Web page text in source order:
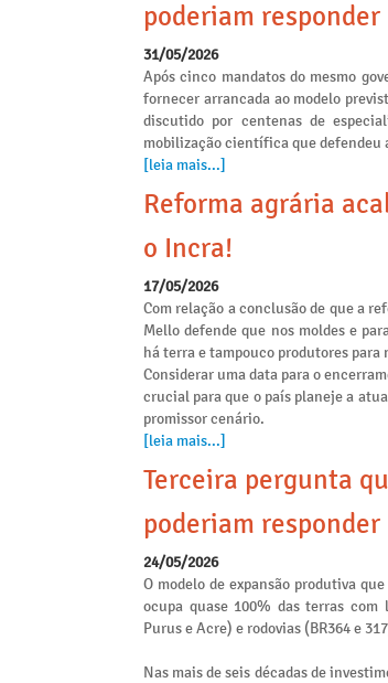
poderiam responder
31/05/2026
Após cinco mandatos do mesmo
fornecer arrancada ao modelo
discutido por centenas de
mobilização científica que defendeu
[leia mais...]
Reforma agrária
o Incra!
17/05/2026
Com relação a conclusão de que a
Mello defende que nos moldes e
há terra e tampouco produtores para
Considerar uma data para o
crucial para que o país planeje a
promissor cenário.
[leia mais...]
Terceira pergunta
poderiam responder
24/05/2026
O modelo de expansão produtiva
ocupa quase 100% das terras
Purus e Acre) e rodovias (BR364 e
Nas mais de seis décadas de